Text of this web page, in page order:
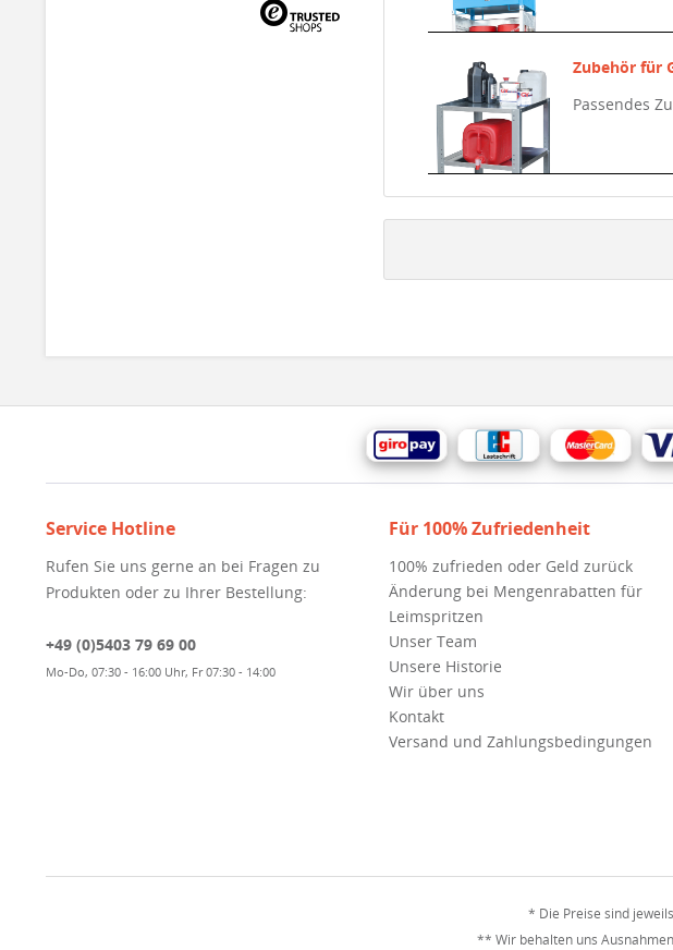
Zubehör für
Passendes
Service Hotline
Rufen Sie uns gerne an bei Fragen zu
Produkten oder zu Ihrer Bestellung:
+49 (0)5403 79 69 00
Mo-Do, 07:30 - 16:00 Uhr, Fr 07:30 - 14:00
Für 100% Zufriedenheit
100% zufrieden oder Geld zurück
Änderung bei Mengenrabatten für
Leimspritzen
Unser Team
Unsere Historie
Wir über uns
Kontakt
Versand und Zahlungsbedingungen
* Die Preise sind
** Wir behalten uns